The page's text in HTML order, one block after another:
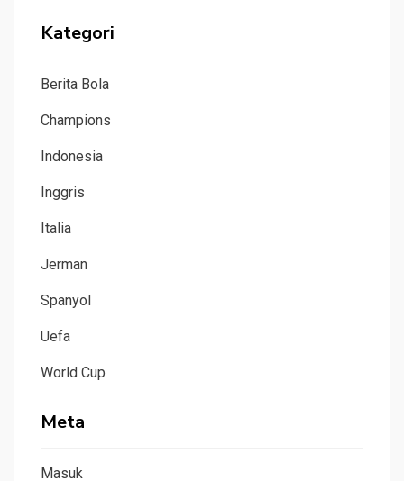
Kategori
Berita Bola
Champions
Indonesia
Inggris
Italia
Jerman
Spanyol
Uefa
World Cup
Meta
Masuk